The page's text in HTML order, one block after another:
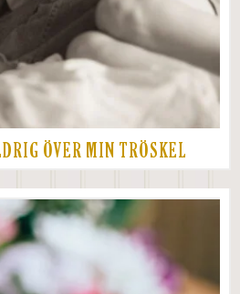
ÖVER MIN TRÖSKEL